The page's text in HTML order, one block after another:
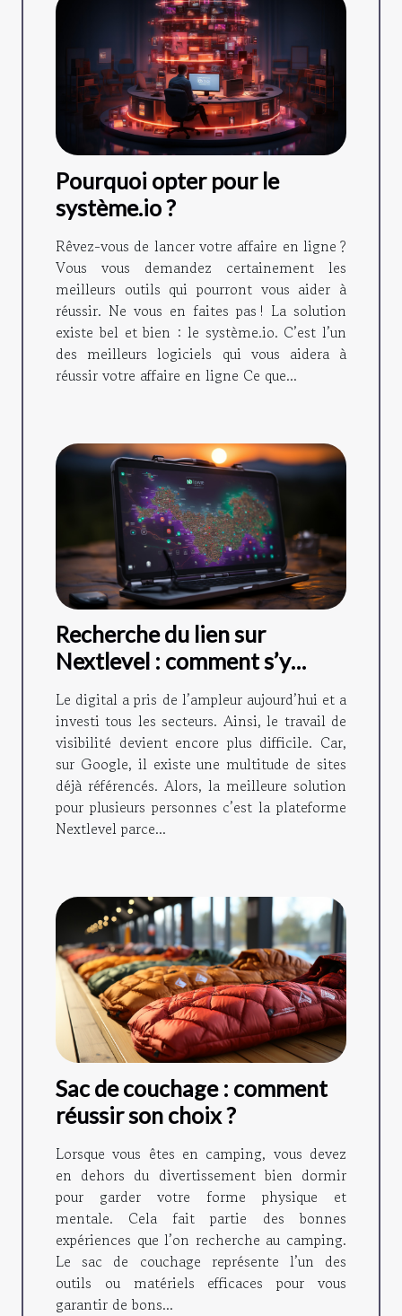
Pourquoi opter pour le
système.io ?
Rêvez-vous de lancer votre affaire en ligne ?
Vous vous demandez certainement les
meilleurs outils qui pourront vous aider à
réussir. Ne vous en faites pas ! La solution
existe bel et bien : le système.io. C’est l’un
des meilleurs logiciels qui vous aidera à
réussir votre affaire en ligne Ce que...
Recherche du lien sur
Nextlevel : comment s’y
prendre ?
Le digital a pris de l’ampleur aujourd’hui et a
investi tous les secteurs. Ainsi, le travail de
visibilité devient encore plus difficile. Car,
sur Google, il existe une multitude de sites
déjà référencés. Alors, la meilleure solution
pour plusieurs personnes c’est la plateforme
Nextlevel parce...
Sac de couchage : comment
réussir son choix ?
Lorsque vous êtes en camping, vous devez
en dehors du divertissement bien dormir
pour garder votre forme physique et
mentale. Cela fait partie des bonnes
expériences que l’on recherche au camping.
Le sac de couchage représente l’un des
outils ou matériels efficaces pour vous
garantir de bons...